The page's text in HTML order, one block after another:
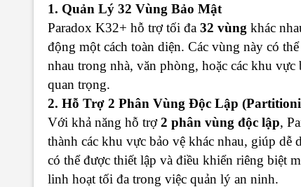
1. Quản Lý 32 Vùng Bảo Mật
Paradox K32+ hỗ trợ tối đa 32 vùng khác
động một cách toàn diện. Các vùng này có
nhau trong nhà, văn phòng, hoặc các khu
quan trọng.
2. Hỗ Trợ 2 Phân Vùng Độc Lập
Với khả năng hỗ trợ2 phân vùng độc lập,
thành các khu vực bảo vệ khác nhau, giúp
có thể được thiết lập và điều khiển riêng biệt
linh hoạt tối đa trong việc quản lý an ninh.